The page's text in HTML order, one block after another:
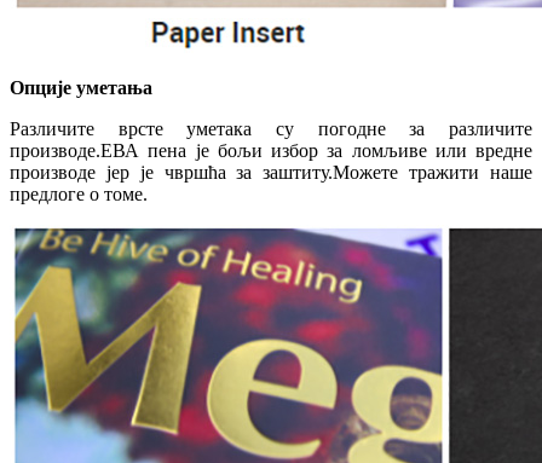
Опције уметања
Различите врсте уметака су погодне за различите
производе.ЕВА пена је бољи избор за ломљиве или вредне
производе јер је чвршћа за заштиту.Можете тражити наше
предлоге о томе.